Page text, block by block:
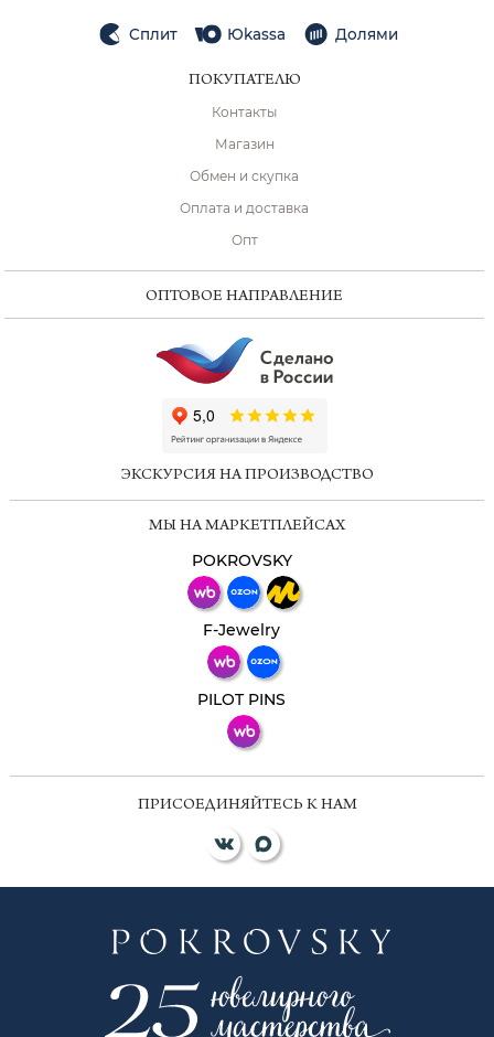
Сплит Юkassa Долями
ПОКУПАТЕЛЮ
Контакты
Магазин
Обмен и скупка
Оплата и доставка
Опт
ОПТОВОЕ НАПРАВЛЕНИЕ
ЭКСКУРСИЯ НА ПРОИЗВОДСТВО
МЫ НА МАРКЕТПЛЕЙСАХ
POKROVSKY
F-Jewelry
PILOT PINS
ПРИСОЕДИНЯЙТЕСЬ К НАМ